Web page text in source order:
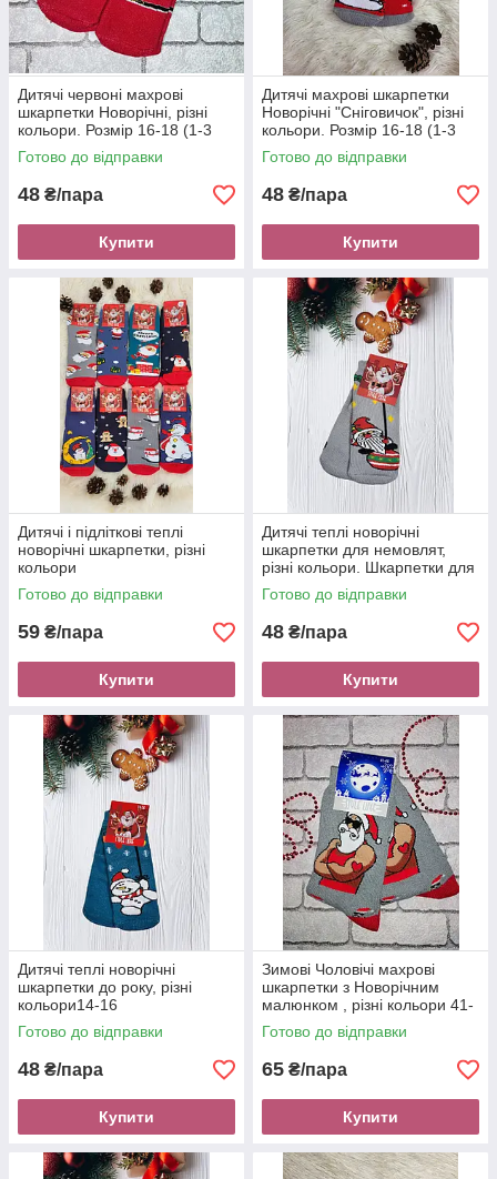
Дитячі червоні махрові
шкарпетки Новорічні, різні
кольори. Розмір 16-18 (1-3
роки)
Готово до відправки
48 ₴/пара
Купити
Дитячі махрові шкарпетки
Новорічні "Сніговичок", різні
кольори. Розмір 16-18 (1-3
роки)
Готово до відправки
48 ₴/пара
Купити
Дитячі і підліткові теплі
новорічні шкарпетки, різні
кольори
Готово до відправки
59 ₴/пара
Купити
Дитячі теплі новорічні
шкарпетки для немовлят,
різні кольори. Шкарпетки для
малюків 14-16
Готово до відправки
48 ₴/пара
Купити
Дитячі теплі новорічні
шкарпетки до року, різні
кольори14-16
Готово до відправки
48 ₴/пара
Купити
Зимові Чоловічі махрові
шкарпетки з Новорічним
малюнком , різні кольори 41-
45
Готово до відправки
65 ₴/пара
Купити